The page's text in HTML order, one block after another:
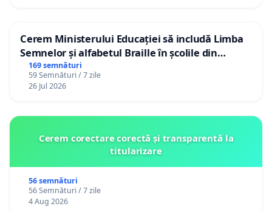
Cerem Ministerului Educației să includă Limba
Semnelor și alfabetul Braille în școlile din
Republica Moldova!
169 semnături
59 Semnături / 7 zile
26 Jul 2026
Cerem corectare corectă și transparentă la
titularizare
56 semnături
56 Semnături / 7 zile
4 Aug 2026